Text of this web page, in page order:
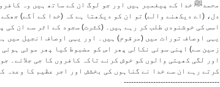
محمدﷺ خدا کے پیغمبر ہیں اور جو لوگ ان کے ساتھ ہیں وہ
دل، (اے دیکھنے والے) تو ان کو دیکھتا ہے کہ (خدا کے آگے)
اسس کی خوشنودی طلب کر رہے ہیں۔ (کثرت) سجود کے اثر سے ان کی
یہی اوصاف تورات میں (مرقوم) ہیں۔ اور یہی اوصاف انجیل میں
زمین سے) اپنی سوئی نکالی پھر اس کو مضبوط کیا پھر موٹی
اور لگی کھیتی والوں کو خوش کرنے تاکہ کافروں کا جی جلائے۔
کرتے رہے ان سے خدا نے گناہوں کی بخشش اور اجر عظیم کا وعدہ
---------------------------------------